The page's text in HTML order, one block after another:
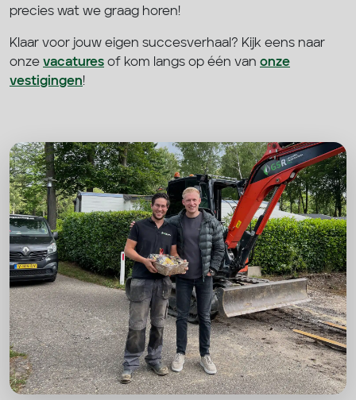
precies wat we graag horen!
Klaar voor jouw eigen succesverhaal? Kijk eens naar
onze vacatures of kom langs op één van onze
vestigingen!